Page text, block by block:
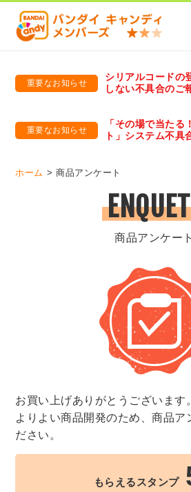
重要なお知らせ
シリアルコードの
しない不具合のご
重要なお知らせ
「その場で当たる
ト」システム不具
ホーム 商品アンケート
商品アンケート
お買い上げありがとうございます。
よりよい商品開発のため、商品ア
ださい。
もらえるスタンプ